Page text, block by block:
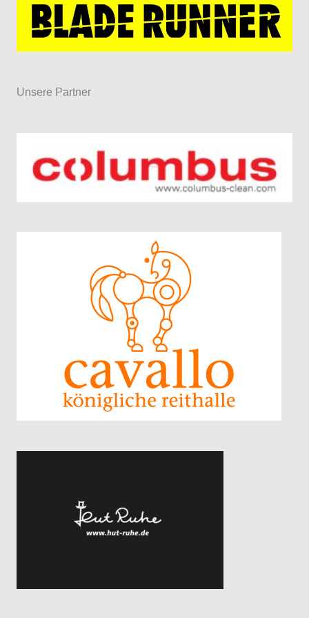
Unsere Partner